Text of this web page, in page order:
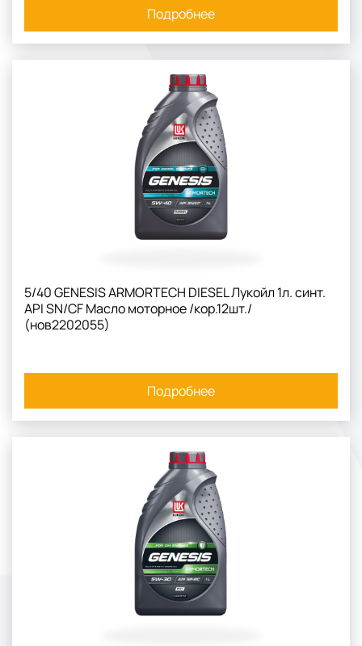
Подробнее
5/40 GENESIS ARMORTECH DIESEL Лукойл 1л. синт.
API SN/CF Масло моторное /кор.12шт./
(нов2202055)
Подробнее